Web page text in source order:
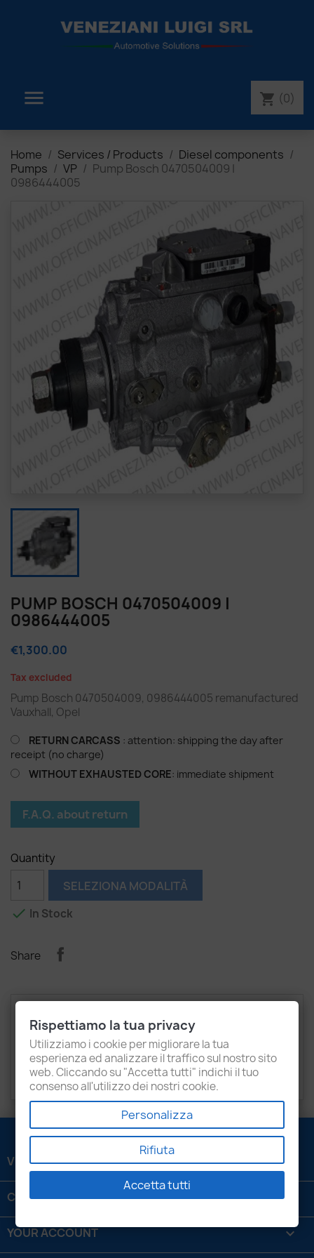
 shopping_cart (0)
Home Services / Products
Diesel components
Pumps
VP
Pump Bosch 0470504009 |
0986444005
PUMP BOSCH 0470504009 |
0986444005
€1,300.00
Tax excluded
Pump Bosch 0470504009, 0986444005 remanufactured
Vauxhall, Opel
RETURN CARCASS : attention: shipping the day after
receipt (no charge)
WITHOUT EXHAUSTED CORE: immediate shipment
F.A.Q. about return
Quantity
SELEZIONA MODALITÀ
 In Stock
Share
Attachments
Recensioni
9129340, 9119221, 9192986
VENEZIANI LUIGI SRL 
CONTATTACI 
YOUR ACCOUNT 
Rispettiamo la tua privacy
Utilizziamo i cookie per migliorare la tua
esperienza ed analizzare il traffico sul nostro sito
web. Cliccando su "Accetta tutti" indichi il tuo
consenso all'utilizzo dei nostri cookie.
Personalizza
Rifiuta
Accetta tutti